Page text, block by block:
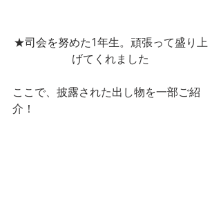
★司会を努めた1年生。頑張って盛り上
げてくれました
ここで、披露された出し物を一部ご紹
介！